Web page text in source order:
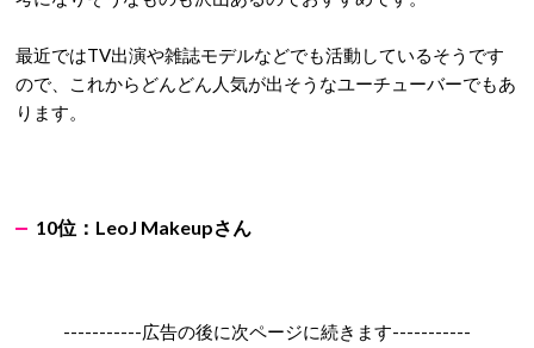
最近ではTV出演や雑誌モデルなどでも活動しているそうです
ので、これからどんどん人気が出そうなユーチューバーでもあ
ります。
10位：LeoJ Makeupさん
-----------広告の後に次ページに続きます-----------